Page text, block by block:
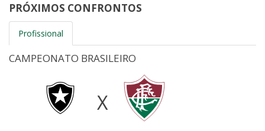
PRÓXIMOS CONFRONTOS
Profissional
CAMPEONATO BRASILEIRO
X